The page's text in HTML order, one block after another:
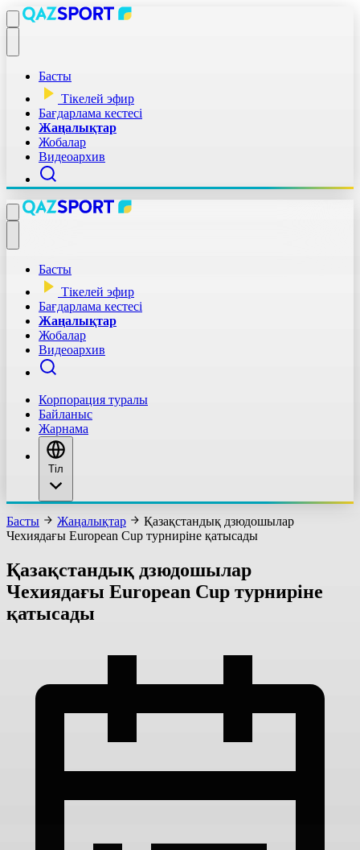
Басты
Тікелей эфир
Бағдарлама кестесі
Жаңалықтар
Жобалар
Видеоархив
Басты
Тікелей эфир
Бағдарлама кестесі
Жаңалықтар
Жобалар
Видеоархив
Корпорация туралы
Байланыс
Жарнама
Тіл
Басты Жаңалықтар
Қазақстандық дзюдошылар
Чехиядағы European Cup турниріне қатысады
Қазақстандық дзюдошылар
Чехиядағы European Cup турниріне
қатысады